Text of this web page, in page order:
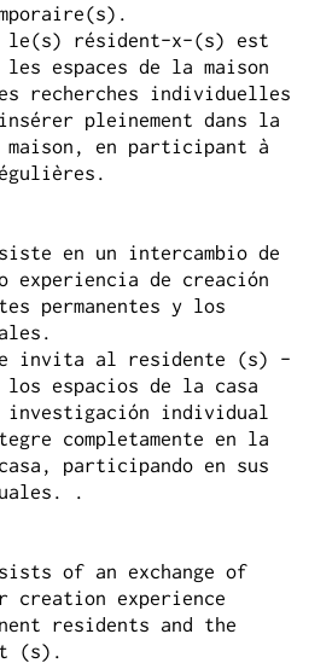
le(s) rési­dent-x-(s) est
espaces de la maison
recherches indi­vidu­elles
pleine­ment dans la
maison, en par­tic­i­pant à
en un intercambio de
experiencia de creación
permanentes y los
invita al residente (s) -
espacios de la casa
investigación individual
completamente en la
participando en sus
.
of an exchange of
creation experience
residents and the
(s).